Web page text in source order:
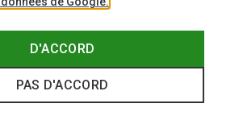
D'ACCORD
PAS D'ACCORD